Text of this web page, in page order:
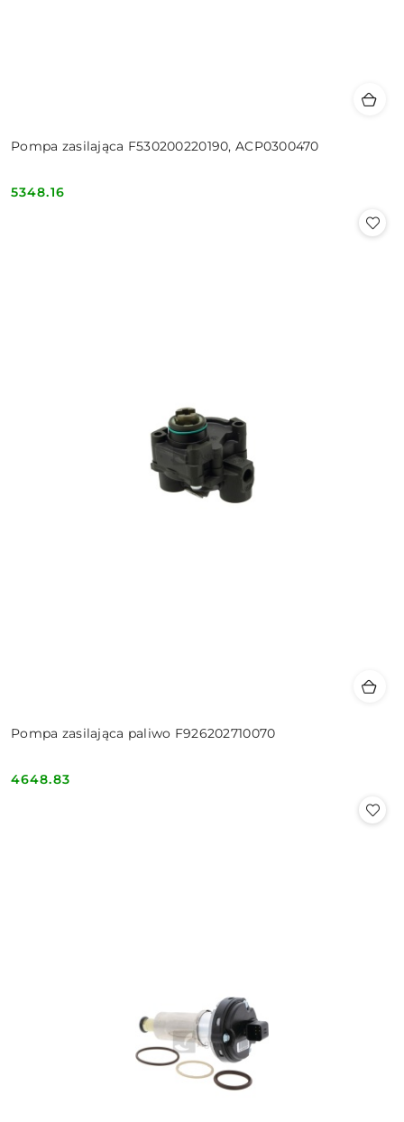
Pompa zasilająca F530200220190, ACP0300470
Cena:
5348.16
Pompa zasilająca paliwo F926202710070
Cena:
4648.83